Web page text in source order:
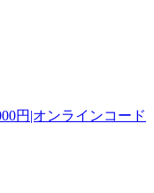
円|オンラインコード